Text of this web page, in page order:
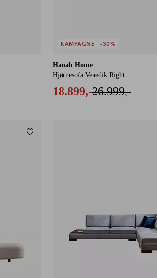
Hanah Home
Hjørnesofa Venedik Right
18.899,-26.999,-
KAMPAGNE -30%
Tilføj til favoritter